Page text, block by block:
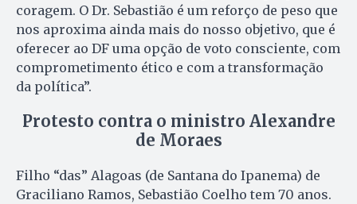
coragem. O Dr. Sebastião é um reforço de peso que
nos aproxima ainda mais do nosso objetivo, que é
oferecer ao DF uma opção de voto consciente, com
comprometimento ético e com a transformação
da política”.
Protesto contra o ministro Alexandre
de Moraes
Filho “das” Alagoas (de Santana do Ipanema) de
Graciliano Ramos, Sebastião Coelho tem 70 anos.